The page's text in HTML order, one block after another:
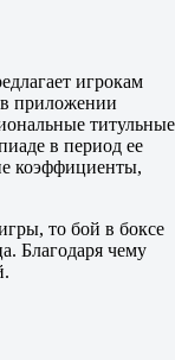
игрокам
в приложении
титульные
в период ее
коэффициенты,
то бой в боксе
Благодаря чему